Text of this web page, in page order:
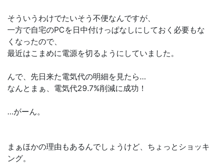
そういうわけでたいそう不便なんですが、
一方で自宅のPCを日中付けっぱなしにしておく必要もな
くなったので、
最近はこまめに電源を切るようにしていました。
んで、先日来た電気代の明細を見たら…
なんとまぁ、電気代29.7%削減に成功！
…がーん。
まぁほかの理由もあるんでしょうけど、ちょっとショッキ
ング。